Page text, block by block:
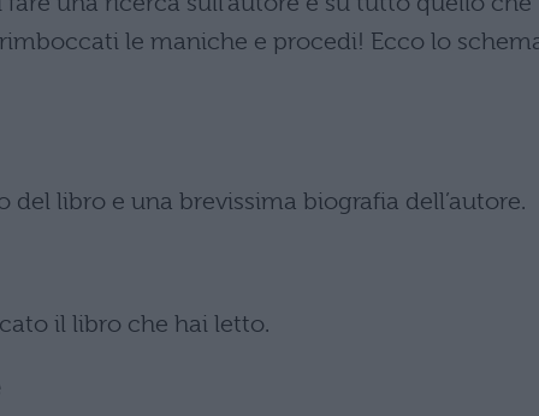
le maniche e procedi! Ecco lo
libro e una brevissima biografia dell’autore.
il libro che hai letto.